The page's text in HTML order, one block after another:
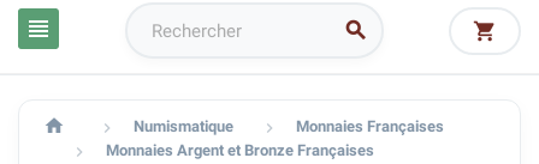
  
  Numismatique  Monnaies Françaises
 Monnaies Argent et Bronze Françaises